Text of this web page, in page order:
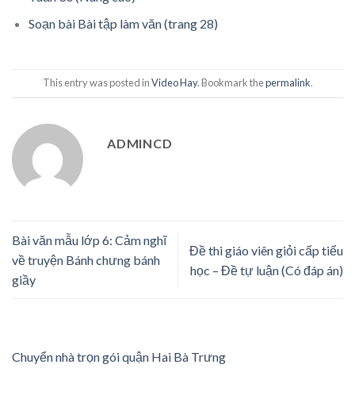
Soạn bài Bài tập làm văn (trang 28)
This entry was posted inVideo Hay. Bookmark thepermalink.
ADMINCD
Bài văn mẫu lớp 6: Cảm nghĩ
về truyện Bánh chưng bánh
giầy
Đề thi giáo viên giỏi cấp tiểu
học – Đề tự luận (Có đáp án)
Chuyển nhà trọn gói quận Hai Bà Trưng